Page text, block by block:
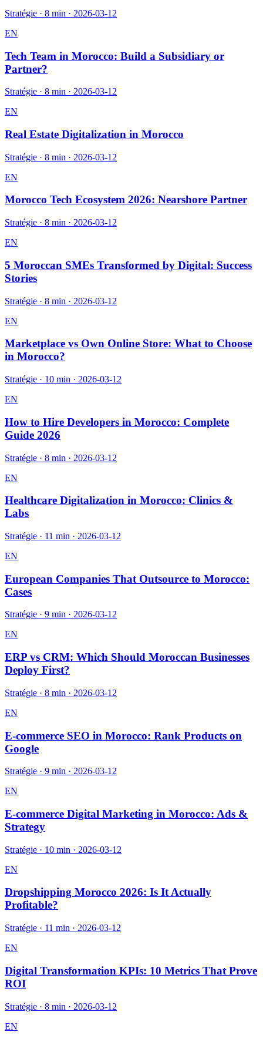
Stratégie · 8 min · 2026-03-12
EN
Tech Team in Morocco: Build a Subsidiary or
Partner?
Stratégie · 8 min · 2026-03-12
EN
Real Estate Digitalization in Morocco
Stratégie · 8 min · 2026-03-12
EN
Morocco Tech Ecosystem 2026: Nearshore Partner
Stratégie · 8 min · 2026-03-12
EN
5 Moroccan SMEs Transformed by Digital: Success
Stories
Stratégie · 8 min · 2026-03-12
EN
Marketplace vs Own Online Store: What to Choose
in Morocco?
Stratégie · 10 min · 2026-03-12
EN
How to Hire Developers in Morocco: Complete
Guide 2026
Stratégie · 8 min · 2026-03-12
EN
Healthcare Digitalization in Morocco: Clinics &
Labs
Stratégie · 11 min · 2026-03-12
EN
European Companies That Outsource to Morocco:
Cases
Stratégie · 9 min · 2026-03-12
EN
ERP vs CRM: Which Should Moroccan Businesses
Deploy First?
Stratégie · 8 min · 2026-03-12
EN
E-commerce SEO in Morocco: Rank Products on
Google
Stratégie · 9 min · 2026-03-12
EN
E-commerce Digital Marketing in Morocco: Ads &
Strategy
Stratégie · 10 min · 2026-03-12
EN
Dropshipping Morocco 2026: Is It Actually
Profitable?
Stratégie · 11 min · 2026-03-12
EN
Digital Transformation KPIs: 10 Metrics That Prove
ROI
Stratégie · 8 min · 2026-03-12
EN